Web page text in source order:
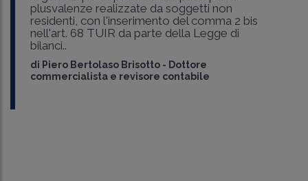
plusvalenze realizzate da soggetti non
residenti, con l'inserimento del comma 2 bis
nell'art. 68 TUIR da parte della Legge di
bilanci..
di Piero Bertolaso Brisotto - Dottore
commercialista e revisore contabile